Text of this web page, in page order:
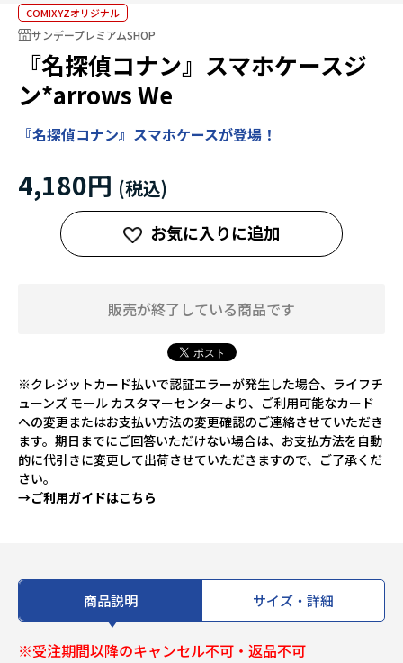
COMIXYZオリジナル
サンデープレミアムSHOP
『名探偵コナン』スマホケースジ
ン*arrows We
『名探偵コナン』スマホケースが登場！
4,180円
お気に入りに追加
販売が終了している商品です
※クレジットカード払いで認証エラーが発生した場合、ライフチ
ューンズ モール カスタマーセンターより、ご利用可能なカード
への変更またはお支払い方法の変更確認のご連絡させていただき
ます。期日までにご回答いただけない場合は、お支払方法を自動
的に代引きに変更して出荷させていただきますので、ご了承くだ
さい。
→ご利用ガイドはこちら
商品説明 サイズ・詳細
※受注期間以降のキャンセル不可・返品不可